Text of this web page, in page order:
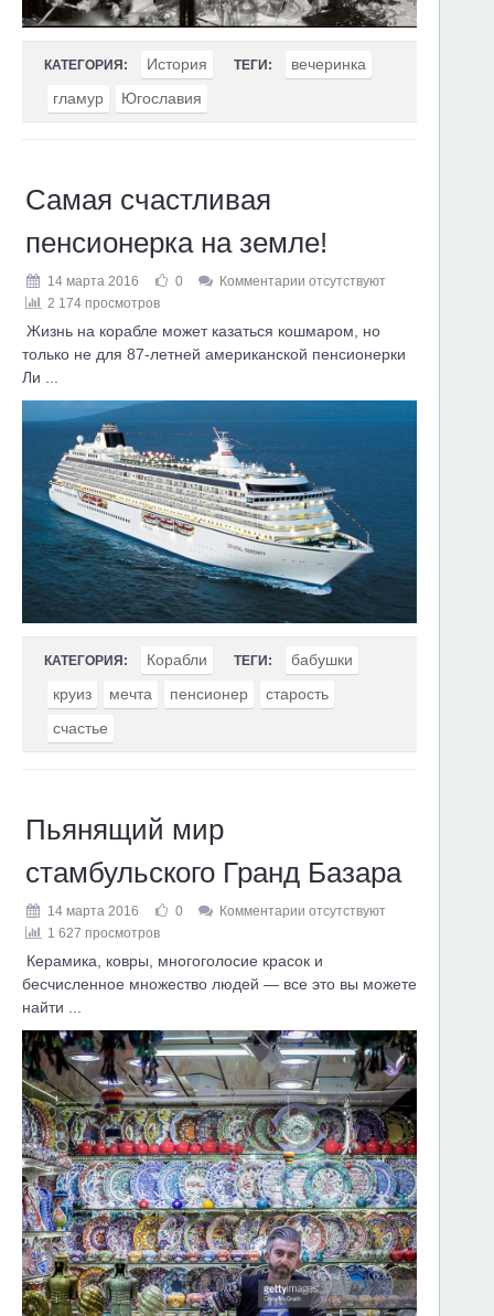
КАТЕГОРИЯ: История ТЕГИ:
вечеринка
гламур
Югославия
Самая счастливая
пенсионерка на земле!
14 марта 2016 0
Комментарии отсутствуют
2 174 просмотров
Жизнь на корабле может казаться кошмаром, но
только не для 87-летней американской пенсионерки
Ли ...
КАТЕГОРИЯ: Корабли ТЕГИ:
бабушки
круиз
мечта пенсионер
старость
счастье
Пьянящий мир
стамбульского Гранд Базара
14 марта 2016 0
Комментарии отсутствуют
1 627 просмотров
Керамика, ковры, многоголосие красок и
бесчисленное множество людей — все это вы можете
найти ...